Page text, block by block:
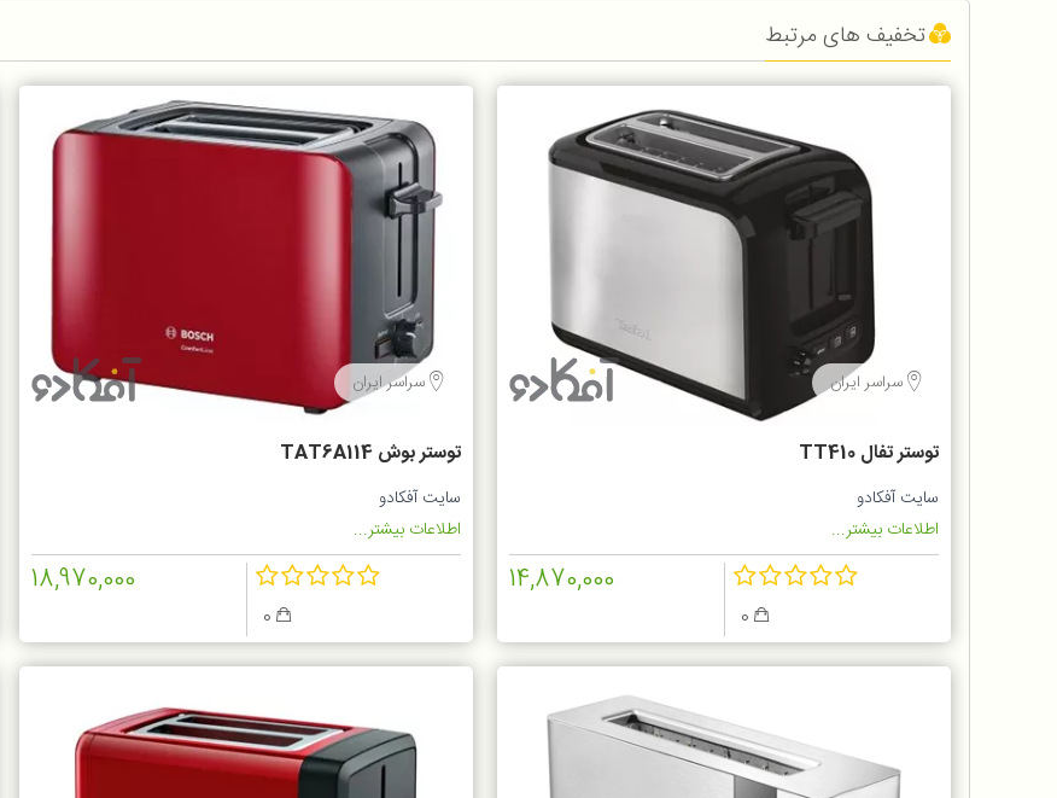
تخفیف های مرتبط
سراسر ایران
توستر تفال TT410
سایت آفکادو
اطلاعات بیشتر...
14,870,000
سراسر ایران
توستر بوش TAT6A114
سایت آفکادو
اطلاعات بیشتر...
18,970,000